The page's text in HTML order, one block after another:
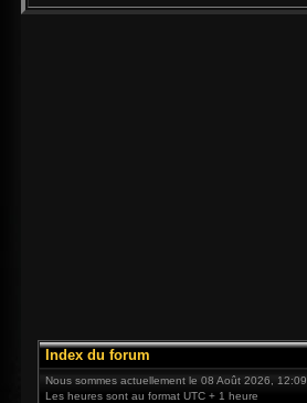
Index du forum
Nous sommes actuellement le 08 Août 2026, 12:09
Les heures sont au format UTC + 1 heure